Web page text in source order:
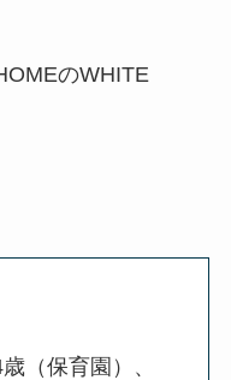
のWHITE
（保育園）、